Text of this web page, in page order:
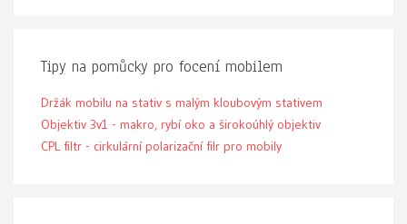
Tipy na pomůcky pro focení mobilem
Držák mobilu na stativ s malým kloubovým stativem
Objektiv 3v1 - makro, rybí oko a širokoúhlý objektiv
CPL filtr - cirkulární polarizační filr pro mobily